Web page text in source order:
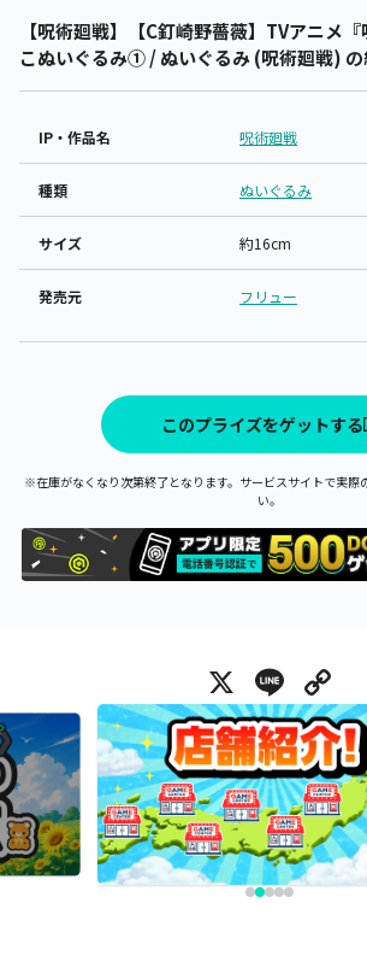
【呪術廻戦】【C釘崎野薔薇】TVアニメ
こぬいぐるみ① / ぬいぐるみ (呪術廻戦)
IP・作品名 呪術廻戦
種類 ぬいぐるみ
サイズ 約16cm
発売元 フリュー
このプライズをゲットする
※在庫がなくなり次第終了となります。サービスサイトで実際
い。
X Line